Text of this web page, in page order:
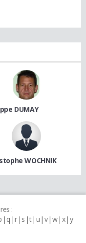
DUMAY
WOCHNIK
:
q r s t u v w x y